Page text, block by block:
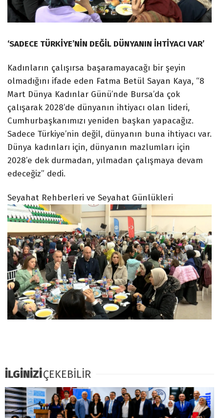
‘SADECE TÜRKİYE’NİN DEĞİL DÜNYANIN İHTİYACI VAR’
Kadınların çalışırsa başaramayacağı bir şeyin
olmadığını ifade eden Fatma Betül Sayan Kaya, “8
Mart Dünya Kadınlar Günü’nde Bursa’da çok
çalışarak 2028’de dünyanın ihtiyacı olan lideri,
Cumhurbaşkanımızı yeniden başkan yapacağız.
Sadece Türkiye’nin değil, dünyanın buna ihtiyacı var.
Dünya kadınları için, dünyanın mazlumları için
2028’e dek durmadan, yılmadan çalışmaya devam
edeceğiz” dedi.
Seyahat Rehberleri ve Seyahat Günlükleri
İLGİNİZİÇEKEBİLİR